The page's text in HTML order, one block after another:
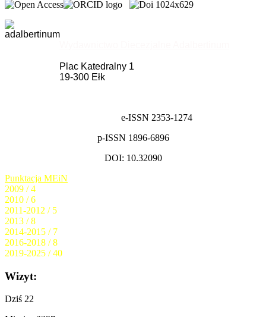
Plac Katedralny 1
19-300 Ełk
e-ISSN 2353-1274
p-ISSN 1896-6896
DOI: 10.32090
Punktacja MEiN
2009 / 4
2010 / 6
2011-2012 / 5
2013 / 8
2014-2015 / 7
2016-2018 / 8
2019-2025 / 40
Wizyt:
Dziś 22